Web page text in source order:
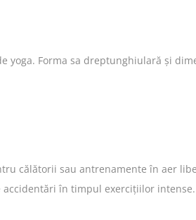
Forma sa dreptunghiulară și
călătorii sau antrenamente în aer
accidentări în timpul exercițiilor intense.